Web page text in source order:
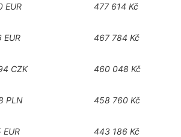
EUR 477 614 Kč
EUR 467 784 Kč
CZK 460 048 Kč
PLN 458 760 Kč
EUR 443 186 Kč